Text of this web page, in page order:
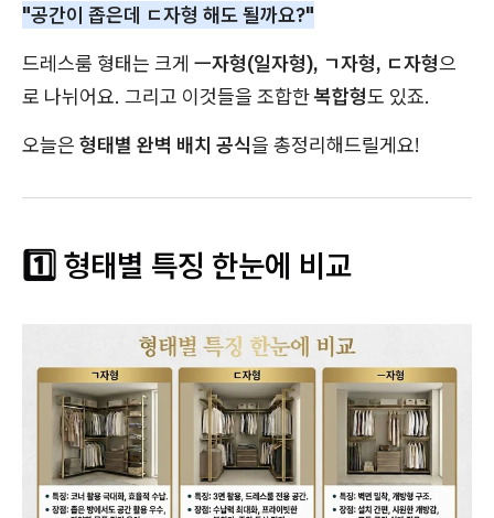
"공간이 좁은데 ㄷ자형 해도 될까요?"
드레스룸 형태는 크게 ㅡ자형(일자형), ㄱ자형, ㄷ자형으
로 나뉘어요. 그리고 이것들을 조합한복합형도 있죠.
오늘은 형태별 완벽 배치 공식을 총정리해드릴게요!
1️⃣ 형태별 특징 한눈에 비교